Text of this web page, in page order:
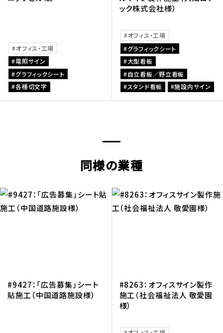
オフィス・工場
電照サイン
グラフィックシート
各種切文字
ック株式会社様）
オフィス・工場
グラフィックシート
大型看板
自立看板／野立看板
スタンド看板
施設内サイン
同様の業種
#9427：「広告募集」シート
貼施工（中国道路施設様）
#8263：オフィスサイン製作
施工（社会福祉法人 敬愛園
様）